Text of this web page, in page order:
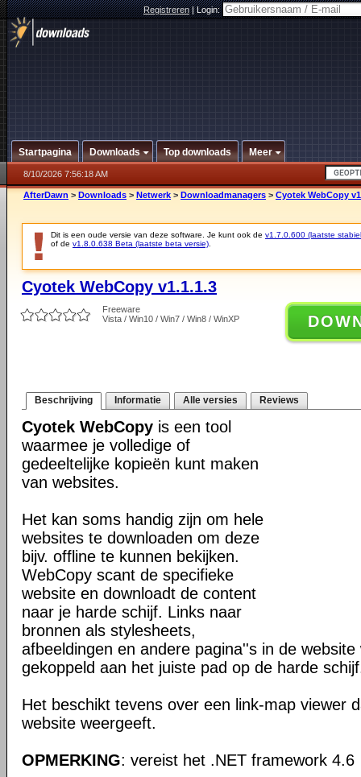
Registreren|Login:
Startpagina Downloads Top downloads Meer
8/10/2026 7:56:18 AM
AfterDawn > Downloads > Netwerk > Downloadmanagers > Cyotek WebCopy
Dit is een oude versie van deze software. Je kunt ook de v1.7.0.600 (laatste
of de v1.8.0.638 Beta (laatste beta versie)
Cyotek WebCopy v1.1.1.3
Freeware
Vista / Win10 / Win7 / Win8 / WinXP
Beschrijving Informatie Alle versies Reviews
Cyotek WebCopy is een tool
waarmee je volledige of
gedeeltelijke kopieën kunt maken
van websites.
Het kan soms handig zijn om hele
websites te downloaden om deze
bijv. offline te kunnen bekijken.
WebCopy scant de specifieke
website en downloadt de content
naar je harde schijf. Links naar
bronnen als stylesheets,
afbeeldingen en andere pagina''s in de
gekoppeld aan het juiste pad op de harde
Het beschikt tevens over een link-map viewer
website weergeeft.
OPMERKING: vereist het .NET framework 4.6